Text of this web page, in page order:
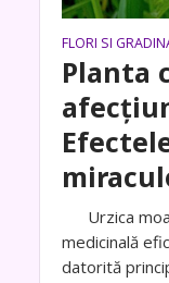
FLORI SI
Planta
Urzica
medicinală
datorită